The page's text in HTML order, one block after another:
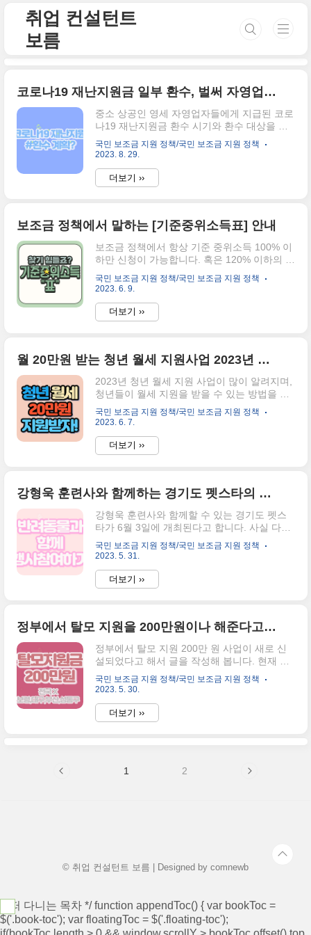
취업 컨설턴트
보름
코로나19 재난지원금 일부 환수, 벌써 자영업자들에게 통지되었나?
중소 상공인 영세 자영업자들에게 지급된 코로
나19 재난지원금 환수 시기와 환수 대상을 논
의 중에 있다고 하는데요. 중소기업벤처부장관
에게는 이미 국회에서 환수 시기가 너무 늦어
나19 재난지원금 일부 환수 계획 이영 중소기
업벤처부장관은 코로나19에 대한 재난지원금
에 의거한바 코로나19 재난지원금을 환수 할
러한 일부 환수 계획은 또 다시 자영업자들에
게는 아쉬운 소식이 아닐 수가 없네요. 코로나
19 재난지원금 일부 환수 : 환수 항목 새희망자
금 : 새희망자금은 코로나19로 타격을 입은 소
상공인들에게 지급되는 현금 지원 방안입니다.
20..
국민 보조금 지원 정책/국민 보조금 지원 정책
2023. 8. 29.
더보기 ››
보조금 정책에서 말하는 [기준중위소득표] 안내
보조금 정책에서 항상 기준 중위소득 100% 이
하만 신청이 가능합니다. 혹은 120% 이하의 중
위소득자만 가능합니다.라는 이야기를 많이 들
어보셨죠? 그래서 오늘은 기준중위소득표를
남성이든 어떤 보조금 정책을 참고하고자 할
때 이 표를 기억해 주세요. 보조금 정책에서 말
소득 2,077,892 3,456,155 4,434,816
여 623,368 1,382,846 1,330,445 1,620,289
2,532,275 2,891,192 40% 생계급여 831,157
1,382,462 1,773,926..
국민 보조금 지원 정책/국민 보조금 지원 정책
2023. 6. 9.
더보기 ››
월 20만원 받는 청년 월세 지원사업 2023년 총 정리
2023년 청년 월세 지원 사업이 많이 알려지며,
청년들이 월세 지원을 받을 수 있는 방법을 알
아보기 시작했는데요. 여러 커뮤니티를 통해
조회하기 힘들어하실 것 같아, 이 블로그 포스
월세 지원에 대한 내용 지금부터 시작할게요.
"청년"월세 지원의 "청년"의 나이를 알고 싶다
입니다. 연생으로 말하자면 1988년생부터
한 청년의 기준을 알고 싶으시다면 아래의 더
보기 란의 복지로 홈페이지에서 본인의 출생연
월일로 이에 해당되는지, 해당되지 않는지 알
수 있답니다. 더보기 청년월세지원의 자신의
출생연월 확인하기⬇️ 아래의 홈..
국민 보조금 지원 정책/국민 보조금 지원 정책
2023. 6. 7.
더보기 ››
강형욱 훈련사와 함께하는 경기도 펫스타의 네가지 프로그램
강형욱 훈련사와 함께할 수 있는 경기도 펫스
타가 6월 3일에 개최된다고 합니다. 사실 다른
나라에 비해 우리나라가 반려동물과 진행되는
이벤트라던지, 행사가 많지 않죠? 그런데 올해,
강형욱 훈련사의 강연은 물론이고, 사회자는
박수홍, 박성광 등의 연예인들을 볼 수 있는 기
데요. 프로그램은 반려견이 보호자에게 도달하
와 다양한 물품이 가득한 "경기기회마켓" 그리
고, 참여와 체험 프로그램으로는 반려동물 가
족사진관, 반려동물 위생미용, 반려동물 건강
상담, 반려동물 문화체험과 공연이 있네요. 주
말에 개최하는 경기도 펫스타에 참여하여 티
비..
국민 보조금 지원 정책/국민 보조금 지원 정책
2023. 5. 31.
더보기 ››
정부에서 탈모 지원을 200만원이나 해준다고요?
정부에서 탈모 지원 200만 원 사업이 새로 신
설되었다고 해서 글을 작성해 봅니다. 현재 완
화조건으로 시행하는 도시는 보령시인데요. 요
즘 30대부터 탈모가 아닌 20대 초부터 탈모를
500만 원, 600만 원은 쉽게 돈이 들어가서, 쉽
게 치료하지 못했던 탈모인들에게는 꽤나 괜찮
는 하지만, 대부분 탈모 환자의 수는 30대 이상
국민 보조금 지원 정책/국민 보조금 지원 정책
2023. 5. 30.
더보기 ››
1 2
© 취업 컨설턴트 보름 | Designed by comnewb
/* 떠 다니는 목차 */ function appendToc() { var bookToc =
$('.book-toc'); var floatingToc = $('.floating-toc');